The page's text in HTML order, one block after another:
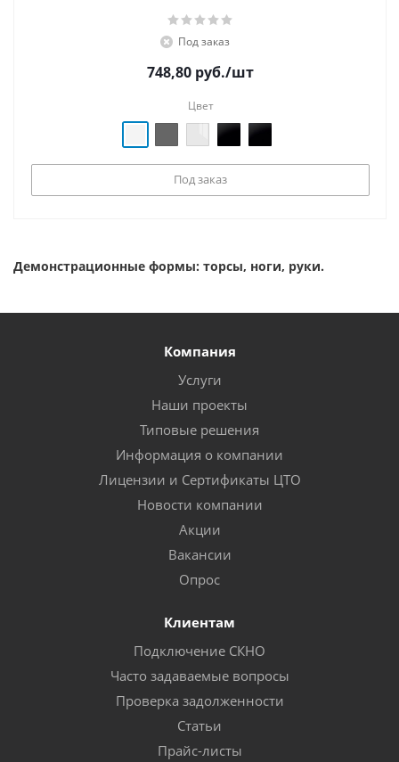
Под заказ
748,80 руб./шт
Цвет
Под заказ
Демонстрационные формы: торсы, ноги, руки.
Компания
Услуги
Наши проекты
Типовые решения
Информация о компании
Лицензии и Сертификаты ЦТО
Новости компании
Акции
Вакансии
Опрос
Клиентам
Подключение СКНО
Часто задаваемые вопросы
Проверка задолженности
Статьи
Прайс-листы